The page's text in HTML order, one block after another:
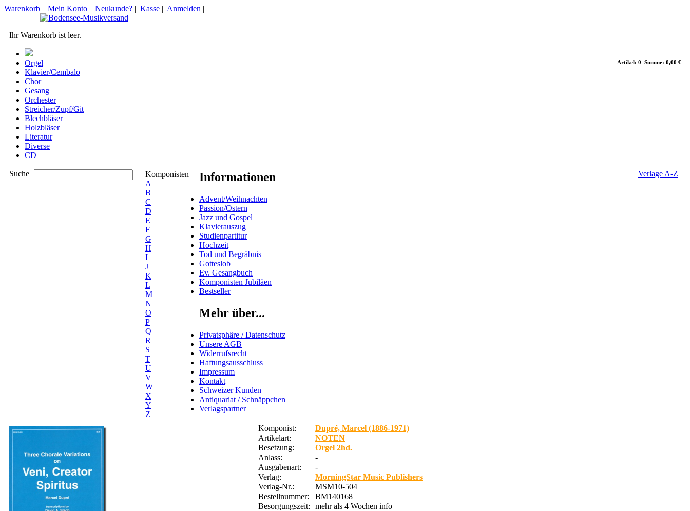
Artikel: 0 Summe: 0,00 €
Warenkorb | Mein Konto | Neukunde? | Kasse | Anmelden |
Ihr Warenkorb ist leer.
Orgel
Klavier/Cembalo
Chor
Gesang
Orchester
Streicher/Zupf/Git
Blechbläser
Holzbläser
Literatur
Diverse
CD
Suche
Komponisten
A
B
C
D
E
F
G
H
I
J
K
L
M
N
O
P
Q
R
S
T
U
V
W
X
Y
Z
Verlage A-Z
Informationen
Advent/Weihnachten
Passion/Ostern
Jazz und Gospel
Klavierauszug
Studienpartitur
Hochzeit
Tod und Begräbnis
Gotteslob
Ev. Gesangbuch
Komponisten Jubiläen
Bestseller
Mehr über...
Privatsphäre / Datenschutz
Unsere AGB
Widerrufsrecht
Haftungsausschluss
Impressum
Kontakt
Schweizer Kunden
Antiquariat / Schnäppchen
Verlagspartner
Komponist:
Dupré, Marcel (1886-1971)
Artikelart:
NOTEN
Besetzung:
Orgel 2hd.
Anlass:
-
Ausgabenart:
-
Verlag:
MorningStar Music Publishers
Verlag-Nr.:
MSM10-504
Bestellnummer:
BM140168
Besorgungszeit:
mehr als 4 Wochen info